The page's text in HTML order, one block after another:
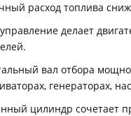
расход топлива
делает
вал отбора
генераторах,
цилиндр сочетает